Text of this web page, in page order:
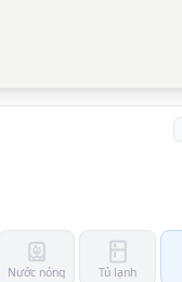
water_heater
Nước nóng
kitchen
Tủ lạnh